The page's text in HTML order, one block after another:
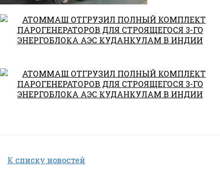
К списку новостей